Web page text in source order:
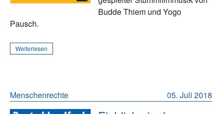
Budde Thiem und Yogo
Pausch.
Weiterlesen
05. Juli 2018
Menschenrechte